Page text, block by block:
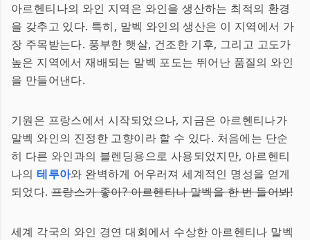
아르헨티나의 와인 지역은 와인을 생산하는 최적의 환경
을 갖추고 있다. 특히, 말벡 와인의 생산은 이 지역에서 가
장 주목받는다. 풍부한 햇살, 건조한 기후, 그리고 고도가
높은 지역에서 재배되는 말벡 포도는 뛰어난 품질의 와인
을 만들어낸다.
기원은 프랑스에서 시작되었으나, 지금은 아르헨티나가
말벡 와인의 진정한 고향이라 할 수 있다. 처음에는 단순
히 다른 와인과의 블렌딩용으로 사용되었지만, 아르헨티
나의테루아와 완벽하게 어우러져 세계적인 명성을 얻게
되었다. 프랑스가 좋아? 아르헨티나 말벡을 한 번 들어봐!
세계 각국의 와인 경연 대회에서 수상한 아르헨티나 말벡